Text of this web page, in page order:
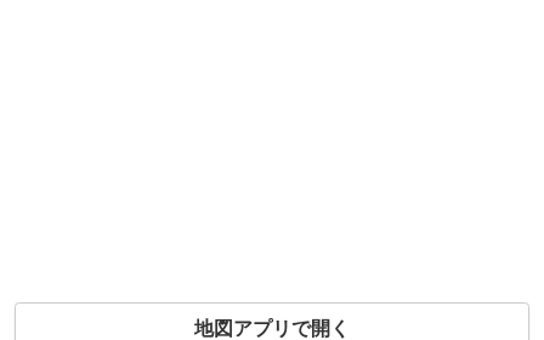
地図アプリで開く